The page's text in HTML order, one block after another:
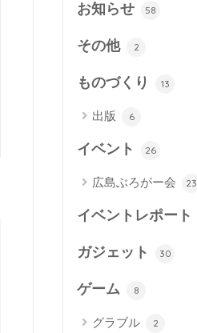
お知らせ 58
その他 2
ものづくり 13
出版 6
イベント 26
広島ぶろがー会 23
イベントレポート
ガジェット 30
ゲーム 8
グラブル 2